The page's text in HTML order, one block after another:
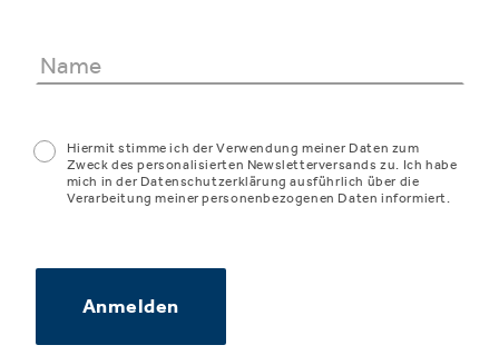
Hiermit stimme ich der Verwendung meiner Daten zum
Zweck des personalisierten Newsletterversands zu. Ich habe
mich in der Datenschutzerklärung ausführlich über die
Verarbeitung meiner personenbezogenen Daten informiert.
Anmelden